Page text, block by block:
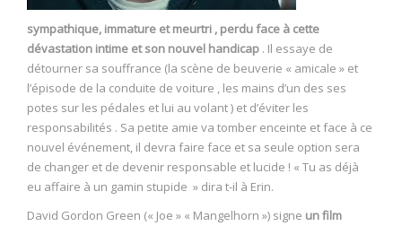
sympathique, immature et meurtri , perdu face à cette
dévastation intime et son nouvel handicap . Il essaye de
détourner sa souffrance (la scène de beuverie « amicale » et
l’épisode de la conduite de voiture , les mains d’un des ses
potes sur les pédales et lui au volant ) et d’éviter les
responsabilités . Sa petite amie va tomber enceinte et face à ce
nouvel événement, il devra faire face et sa seule option sera
de changer et de devenir responsable et lucide ! « Tu as déjà
eu affaire à un gamin stupide » dira t-il à Erin.
David Gordon Green (« Joe » « Mangelhorn ») signe un film